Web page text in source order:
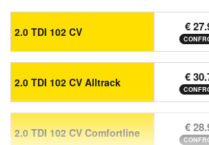
2.0 TDI 102 CV €
2.0 TDI 102 CV Alltrack €
2.0 TDI 102 CV Comfortline €